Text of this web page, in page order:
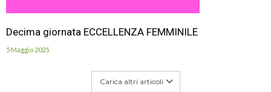
Decima giornata ECCELLENZA FEMMINILE
5 Maggio 2025
Carica altri articoli